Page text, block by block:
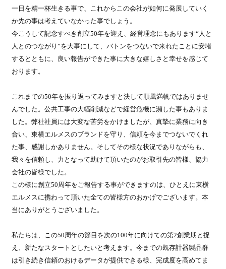
一日を精一杯生きる事で、これからこの会社が如何に発展していく
か先の事は考えていなかった事でしょう。
今こうして記念すべき創立50年を迎え、経営理念にもあります“人と
人とのつながり”を大事にして、バトンをつないで来れたことに安堵
するとともに、良い報告ができた事に大きな嬉しさと幸せを感じて
おります。
これまでの50年を振り返ってみますと決して順風満帆ではありませ
んでした。公共工事の大幅削減などで経営危機に瀕した事もありま
した。弊社社員には大変な苦労をかけましたが、真摯に業務に向き
合い、東横エルメスのブランドを守り、信頼を今までつないでくれ
た事、感謝しかありません。そしてその様な状況でありながらも、
我々を信頼し、力となって助けて頂いたのがお取引先の皆様、協力
会社の皆様でした。
この様に創立50周年をご報告する事ができますのは、ひとえに東横
エルメスに携わって頂いた全ての皆様方のおかげでございます。本
当にありがとうございました。
私たちは、この50周年の節目を次の100年に向けての第2創業期と捉
え、新たなスタートとしたいと考えます。今までの既存計器製品群
は引き続き信頼のおけるデータが提供できる様、完成度を高めてま